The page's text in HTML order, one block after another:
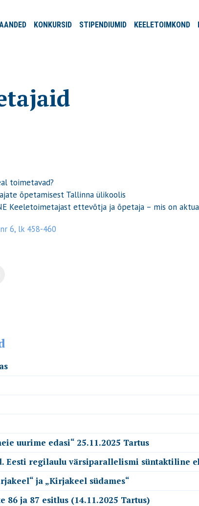
ANDED KONKURSID STIPENDIUMID KEELETOIMKOND
toimetavad?
õpetamisest Tallinna ülikoolis
Keeletoimetajast ettevõtja ja õpetaja – mis on
6, lk 458-460
uurime edasi“ 25.11.2025 Tartus
Eesti regilaulu värsiparallelismi süntaktiline
ja „Kirjakeel südames“
ja 87 esitlus (14.11.2025 Tartus)